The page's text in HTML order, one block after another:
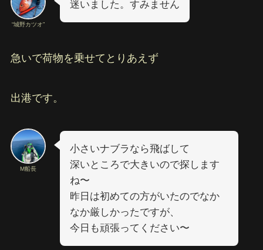
“城野カツオ”
迷いました。すみません
急いで荷物を乗せてとりあえず
出港です。
M船長
小さいナブラなら飛ばして
深いところで大きいので探します
ね〜
昨日は初めての方がいたのでなか
なか厳しかったですが、
今日も頑張ってください〜